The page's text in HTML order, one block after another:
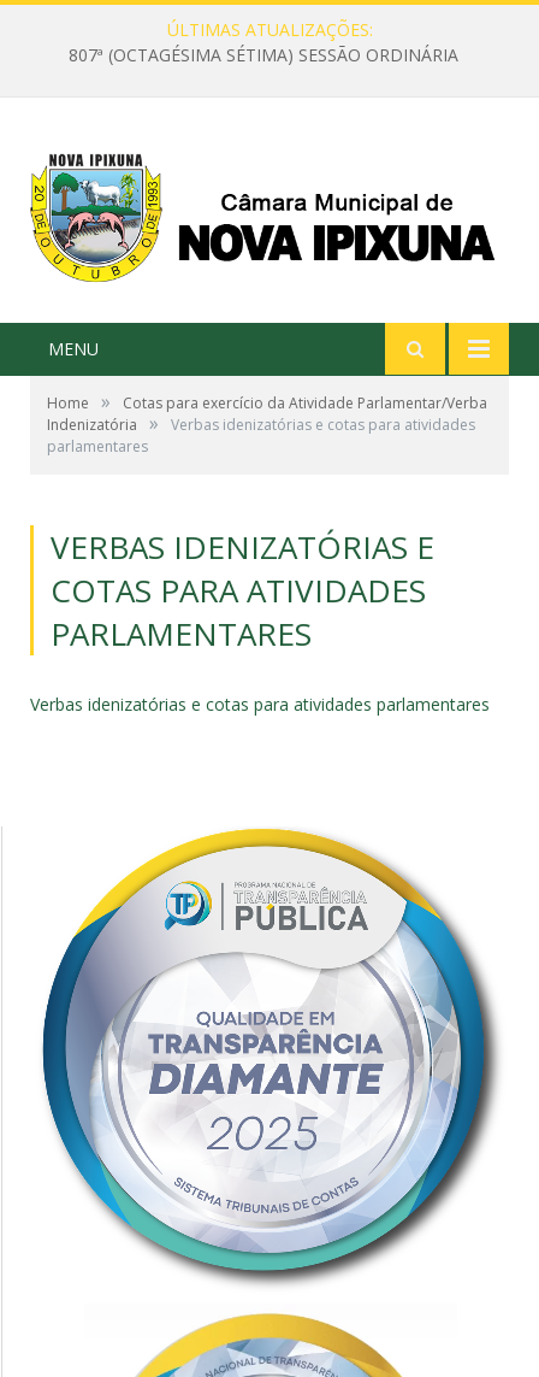
ÚLTIMAS ATUALIZAÇÕES:
807ª (OCTAGÉSIMA SÉTIMA) SESSÃO ORDINÁRIA
MENU
Home »
Cotas para exercício da Atividade Parlamentar/Verba
Indenizatória
»
Verbas idenizatórias e cotas para atividades
parlamentares
VERBAS IDENIZATÓRIAS E
COTAS PARA ATIVIDADES
PARLAMENTARES
Verbas idenizatórias e cotas para atividades parlamentares